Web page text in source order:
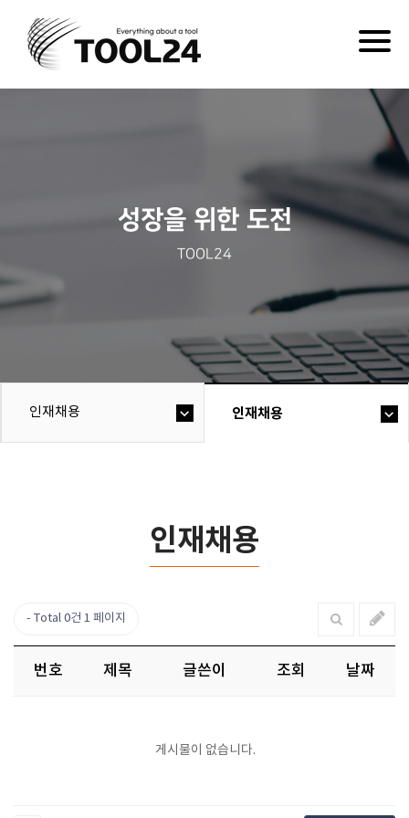
성장을 위한 도전
TOOL24
인재채용 인재채용
인재채용
Total 0건 1 페이지
번호 제목 글쓴이 조회 날짜
게시물이 없습니다.